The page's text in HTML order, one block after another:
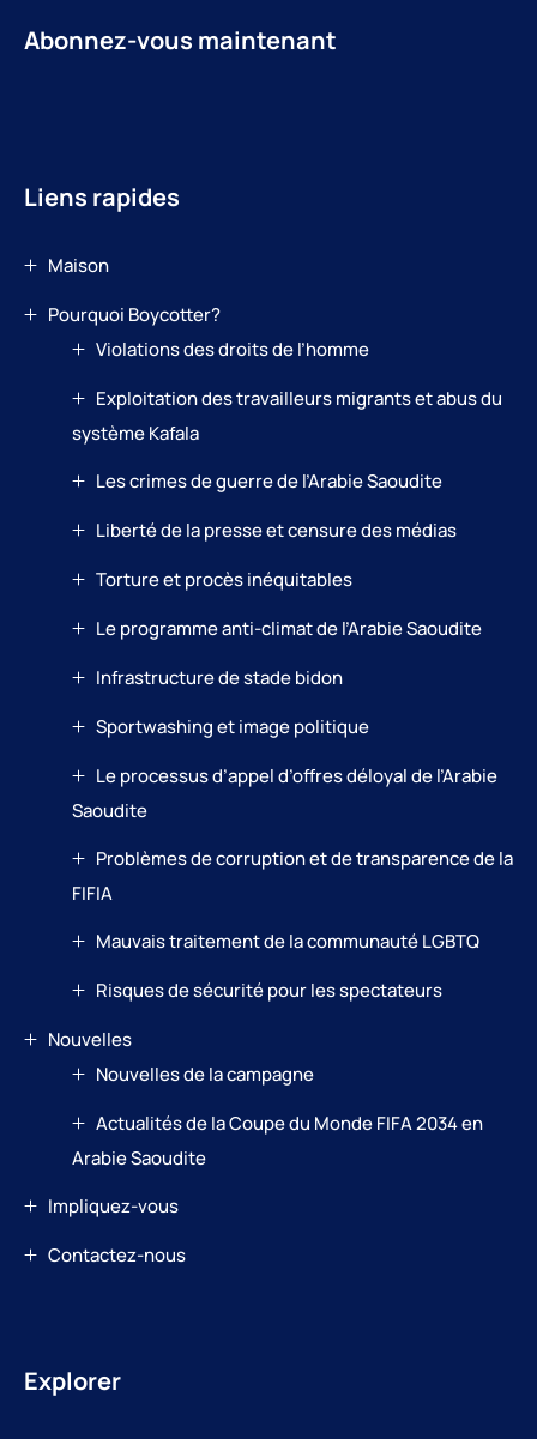
Abonnez-vous maintenant
Liens rapides
Maison
Pourquoi Boycotter?
Violations des droits de l’homme
Exploitation des travailleurs migrants et abus du
système Kafala
Les crimes de guerre de l’Arabie Saoudite
Liberté de la presse et censure des médias
Torture et procès inéquitables
Le programme anti-climat de l’Arabie Saoudite
Infrastructure de stade bidon
Sportwashing et image politique
Le processus d’appel d’offres déloyal de l’Arabie
Saoudite
Problèmes de corruption et de transparence de la
FIFIA
Mauvais traitement de la communauté LGBTQ
Risques de sécurité pour les spectateurs
Nouvelles
Nouvelles de la campagne
Actualités de la Coupe du Monde FIFA 2034 en
Arabie Saoudite
Impliquez-vous
Contactez-nous
Explorer